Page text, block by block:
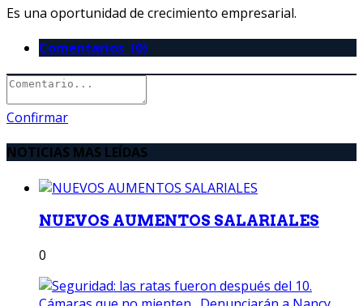
Es una oportunidad de crecimiento empresarial.
Comentarios (0)
Confirmar
NOTICIAS MAS LEÍDAS
NUEVOS AUMENTOS SALARIALES
0